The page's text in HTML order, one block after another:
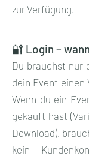
zur Verfügung.
🔐 Login –
Du brauchst nur
dein Event einen
Wenn du ein
gekauft hast
Download),
kein